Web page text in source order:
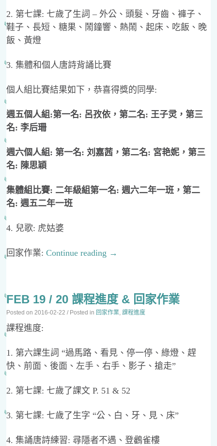
2. 第七課: 七歲了生詞 – 外公、頭髮、牙齒、褲子、
鞋子、長短、糖果、鬧鐘響、熱鬧、起床、吃飯、晚
飯、黃燈
3. 集體和個人唐詩背誦比賽
個人組比賽結果如下，恭喜得獎的同學:
週五個人組:第一名: 呂孜依，第二名: 王子灵，第三
名: 李后珊
週六個人組: 第一名: 刘嘉茜，第二名: 宮艳妮，第三
名: 陳思穎
集體組比賽: 二年級組第一名: 週六二年一班，第二
名: 週五二年一班
4. 兒歌: 虎姑婆
回家作業:Continue reading →
FEB 19 / 20 課程進度 & 回家作業
Posted on2016-02-22 / Posted in 回家作業,課程進度
課程進度:
1. 第六課生詞 “過馬路、看見、停一停、綠燈、趕
快、前面、後面、左手、右手、影子、搶走”
2. 第七課: 七歲了課文 P. 51 & 52
3. 第七課: 七歲了生字 “公、白、牙、見、床”
4. 集誦唐詩練習: 尋隱者不遇、登鸛雀樓